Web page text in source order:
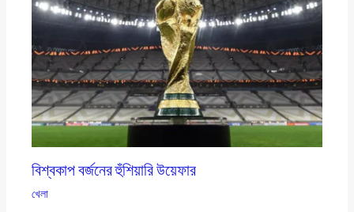
বিশ্বকাপ বর্জনের হুঁশিয়ারি উয়েফার
খেলা